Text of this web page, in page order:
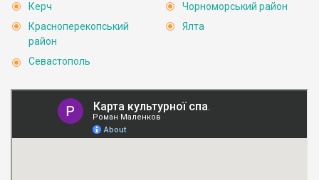
Керч
Красноперекопський
район
Севастополь
Чорноморський район
Ялта